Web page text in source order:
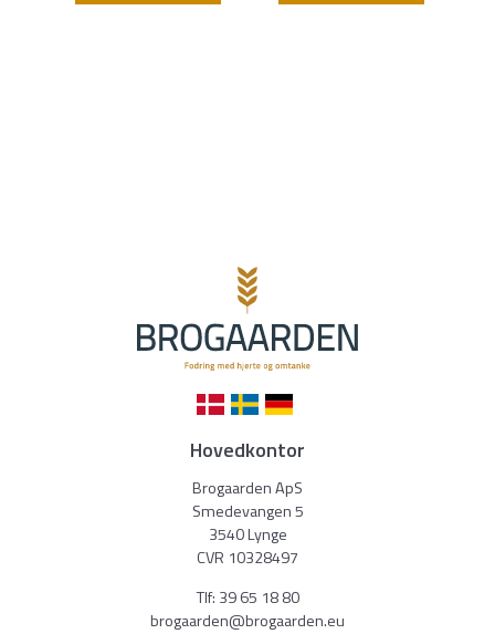
Hovedkontor
Brogaarden ApS
Smedevangen 5
3540 Lynge
CVR 10328497
Tlf: 39 65 18 80
brogaarden@brogaarden.eu